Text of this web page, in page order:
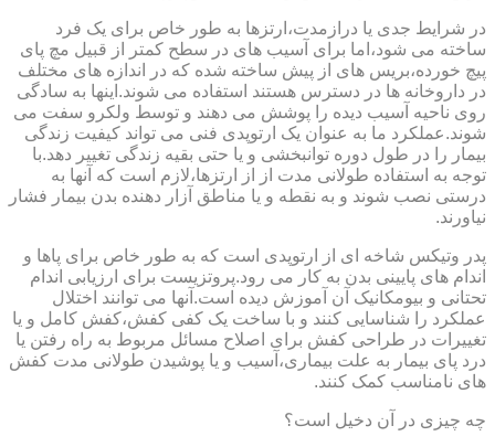
در شرایط جدی یا درازمدت،ارتزها به طور خاص برای یک فرد
ساخته می شود،اما برای آسیب های در سطح کمتر از قبیل مچ پای
پیچ خورده،بریس های از پیش ساخته شده که در اندازه های مختلف
در داروخانه ها در دسترس هستند استفاده می شوند.اینها به سادگی
روی ناحیه آسیب دیده را پوشش می دهند و توسط ولکرو سفت می
شوند.عملکرد ما به عنوان یک ارتوپدی فنی می تواند کیفیت زندگی
بیمار را در طول دوره توانبخشی و یا حتی بقیه زندگی تغییر دهد.با
توجه به استفاده طولانی مدت از از ارتزها،لازم است که آنها به
درستی نصب شوند و به نقطه و یا مناطق آزار دهنده بدن بیمار فشار
نیاورند.
پدر وتیکس شاخه ای از ارتوپدی است که به طور خاص برای پاها و
اندام های پایینی بدن به کار می رود.پروتزیست برای ارزیابی اندام
تحتانی و بیومکانیک آن آموزش دیده است.آنها می توانند اختلال
عملکرد را شناسایی کنند و با ساخت یک کفی کفش،کفش کامل و یا
تغییرات در طراحی کفش برای اصلاح مسائل مربوط به راه رفتن یا
درد پای بیمار به علت بیماری،آسیب و یا پوشیدن طولانی مدت کفش
های نامناسب کمک کنند.
چه چیزی در آن دخیل است؟